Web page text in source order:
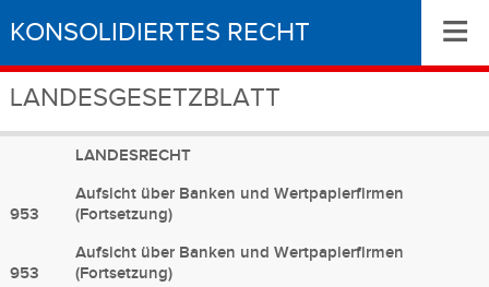
KONSOLIDIERTES RECHT
LANDESGESETZBLATT
≡
LANDESRECHT
953
Aufsicht über Banken und Wertpapierfirmen
(Fortsetzung)
953
Aufsicht über Banken und Wertpapierfirmen
(Fortsetzung)